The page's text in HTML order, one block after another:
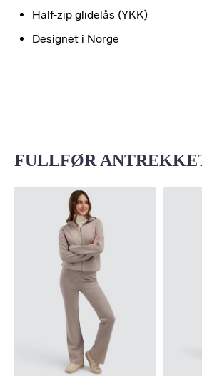
Half-zip glidelås (YKK)
Designet i Norge
FULLFØR